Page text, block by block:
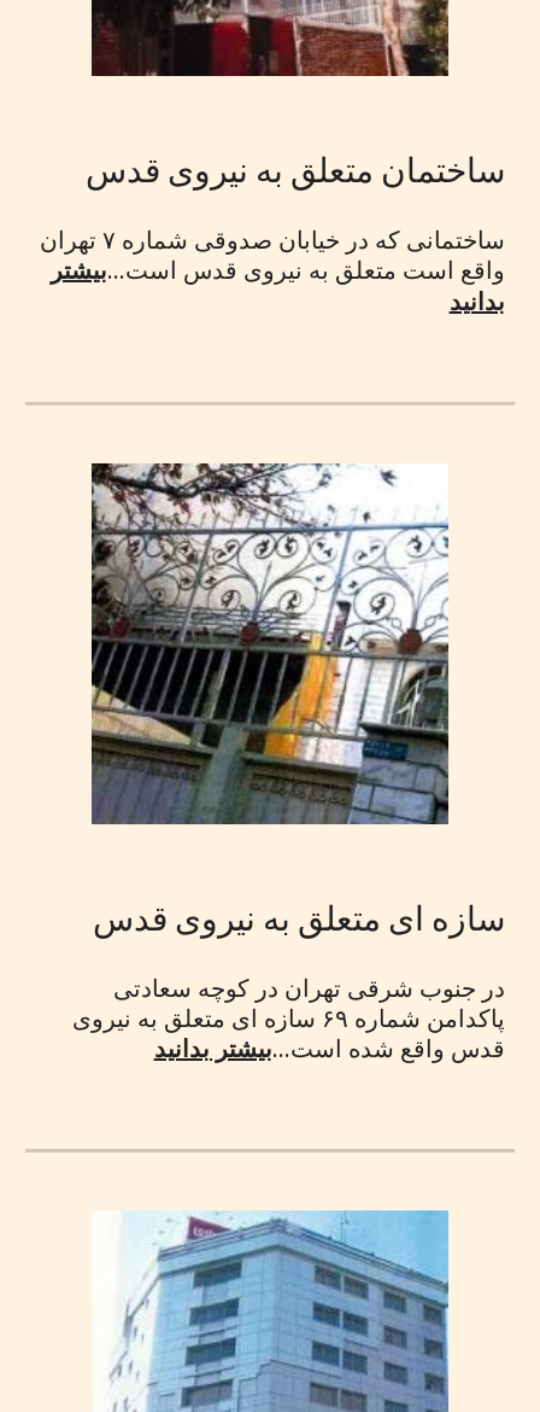
ساختمان متعلق به نیروی قدس
ساختمانی که در خیابان صدوقی شماره ۷ تهران
واقع است متعلق به نیروی قدس است...بیشتر
بدانید
سازه ای متعلق به نیروی قدس
در جنوب شرقی تهران در کوچه سعادتی
پاکدامن شماره ۶۹ سازه ای متعلق به نیروی
قدس واقع شده است...بیشتر بدانید